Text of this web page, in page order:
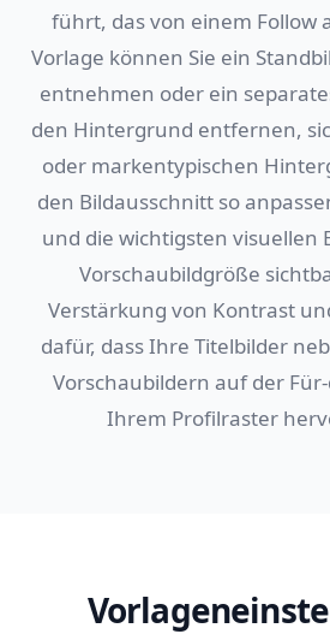
führt, das von einem Follow
Vorlage können Sie ein
entnehmen oder ein
den Hintergrund entfernen,
oder markentypischen
den Bildausschnitt so
und die wichtigsten visuellen
Vorschaubildgröße
Verstärkung von Kontrast
dafür, dass Ihre Titelbilder
Vorschaubildern auf der
Ihrem Profilraster